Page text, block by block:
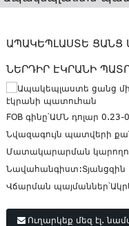
ԱՊԱԿԵՊԼԱՍՏԵ ՑԱՆՑ
ՆԵՐԴԻՐ ԷԿՐԱՆԻ
FOB գինը՝ԱՄՆ դոլար 0.23-
Նվազագույն պատվերի
Մատակարարման
Նավահանգիստ:Տյանցզին
Վճարման պայմաններ՝
Ուղարկեք մեզ էլ.